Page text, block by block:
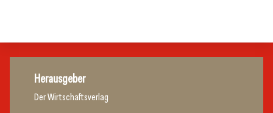
Herausgeber
Der Wirtschaftsverlag